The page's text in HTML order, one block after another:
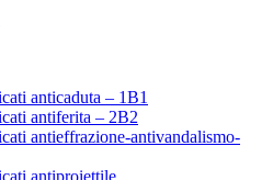
anticaduta – 1B1
antiferita – 2B2
antieffrazione-antivandalismo-
antiproiettile